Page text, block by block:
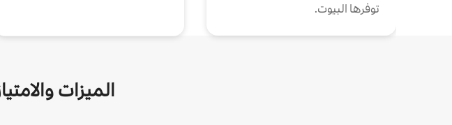
توفرها البيوت.
الميزات